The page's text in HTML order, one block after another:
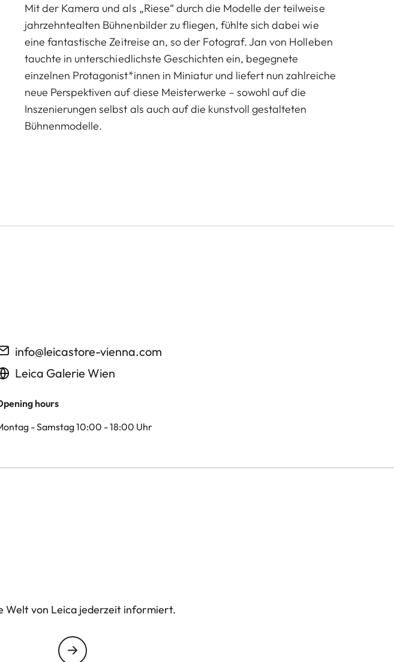
Mit der Kamera und als „Riese“ durch die Modelle der teilweise
jahrzehntealten Bühnenbilder zu fliegen, fühlte sich dabei wie
eine fantastische Zeitreise an, so der Fotograf. Jan von Holleben
tauchte in unterschiedlichste Geschichten ein, begegnete
einzelnen Protagonist*innen in Miniatur und liefert nun zahlreiche
neue Perspektiven auf diese Meisterwerke – sowohl auf die
Inszenierungen selbst als auch auf die kunstvoll gestalteten
Bühnenmodelle.
info@leicastore-vienna.com
Leica Galerie Wien
hours
- Samstag 10:00 - 18:00 Uhr
Welt von Leica jederzeit informiert.